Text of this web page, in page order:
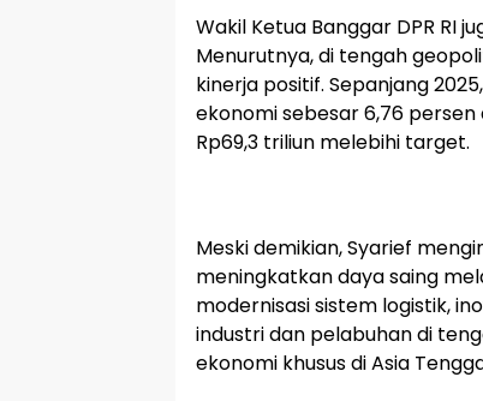
Wakil Ketua Banggar DPR RI
Menurutnya, di tengah
kinerja positif. Sepanjang
ekonomi sebesar 6,76
Rp69,3 triliun melebihi target.
Meski demikian, Syarief
meningkatkan daya saing
modernisasi sistem logistik,
industri dan pelabuhan di
ekonomi khusus di Asia